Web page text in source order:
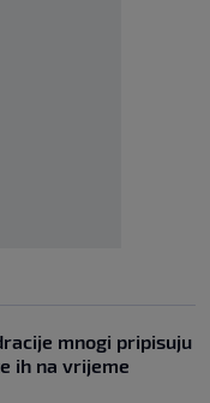
mnogi pripisuju
ih na vrijeme